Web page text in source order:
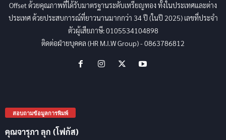
Offset ด้วยคุณภาพที่ได้รับมาตรฐานระดับเหรียญทอง ทั้งในประเทศและต่าง
ประเทศ ด้วยประสบการณ์ที่ยาวนานมากกว่า 34 ปี (ในปี 2025) เลขที่ประจำ
ตัวผู้เสียภาษี: 0105534104898
ติดต่อฝ่ายบุคคล (HR M.I.W Group) - 0863786812
สอบถามข้อมูลการพิมพ์
คุณจารุภา ลุก (โฟกัส)